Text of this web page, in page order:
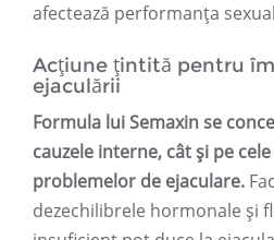
afectează performanța
Acțiune țintită pentru
ejaculării
Formula lui Semaxin se
cauzele interne, cât și pe
problemelor de ejaculare.
dezechilibrele hormonale și